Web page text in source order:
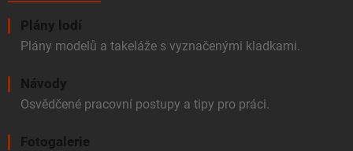
Plány lodí
Plány modelů a takeláže s vyznačenými kladkami.
Návody
Osvědčené pracovní postupy a tipy pro práci.
Fotogalerie